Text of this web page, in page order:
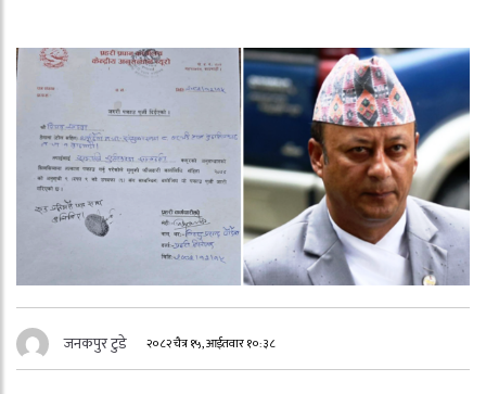
जनकपुर टुडे २०८२ चैत्र १५, आईतवार १०:३८